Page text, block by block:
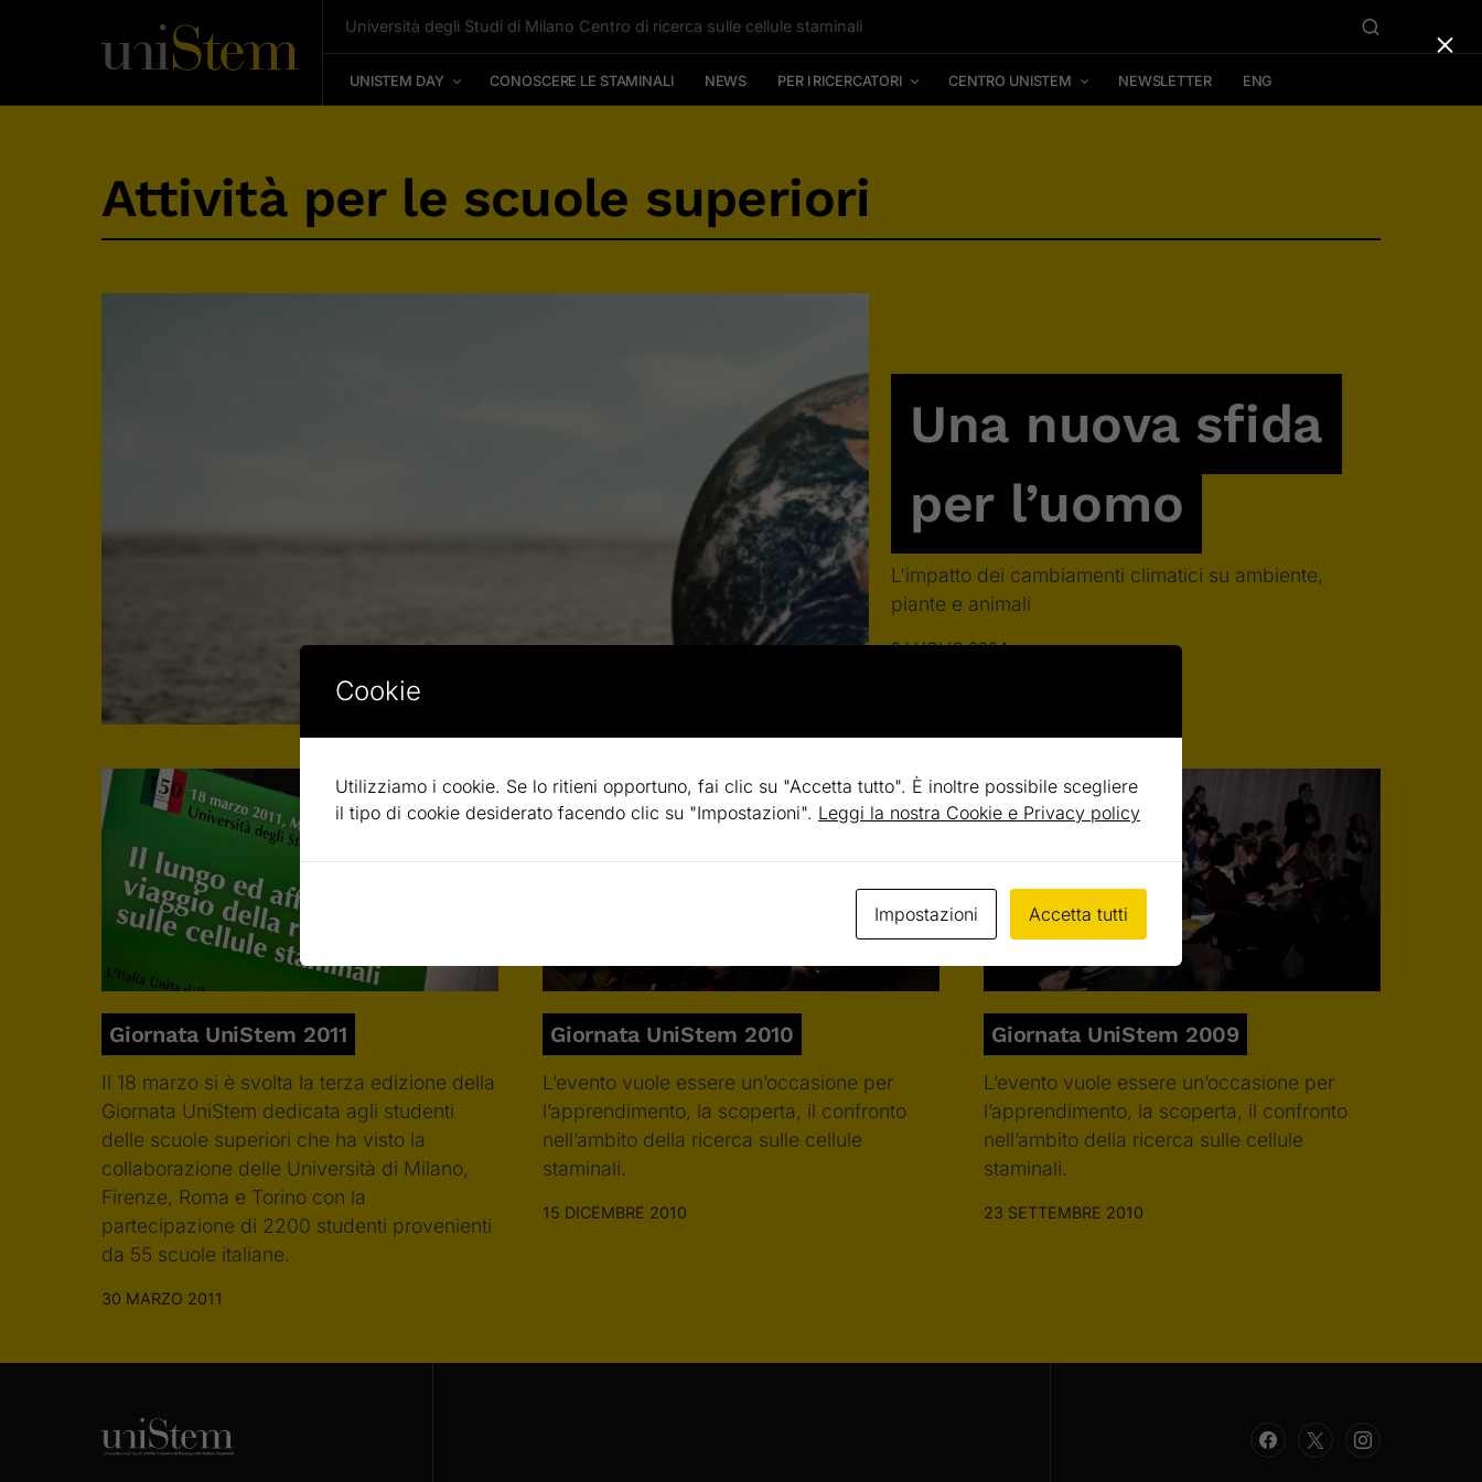
Università degli Studi di Milano Centro di ricerca sulle cellule staminali
UNISTEM DAY CONOSCERE LE STAMINALI NEWS PER I RICERCATORI CENTRO UNISTEM NEWSLETTER ENG
Attività per le scuole superiori
Una nuova sfida
per l’uomo
L'impatto dei cambiamenti climatici su ambiente,
piante e animali
2 LUGLIO 2024
Giornata UniStem 2011
Il 18 marzo si è svolta la terza edizione della
Giornata UniStem dedicata agli studenti
delle scuole superiori che ha visto la
collaborazione delle Università di Milano,
Firenze, Roma e Torino con la
partecipazione di 2200 studenti provenienti
da 55 scuole italiane.
30 MARZO 2011
Giornata UniStem 2010
L’evento vuole essere un’occasione per
l’apprendimento, la scoperta, il confronto
nell’ambito della ricerca sulle cellule
staminali.
15 DICEMBRE 2010
Giornata UniStem 2009
L’evento vuole essere un’occasione per
l’apprendimento, la scoperta, il confronto
nell’ambito della ricerca sulle cellule
staminali.
23 SETTEMBRE 2010
×
Cookie
Utilizziamo i cookie. Se lo ritieni opportuno, fai clic su "Accetta tutto". È inoltre possibile scegliere
il tipo di cookie desiderato facendo clic su "Impostazioni". Leggi la nostra Cookie e Privacy policy
Impostazioni Accetta tutti